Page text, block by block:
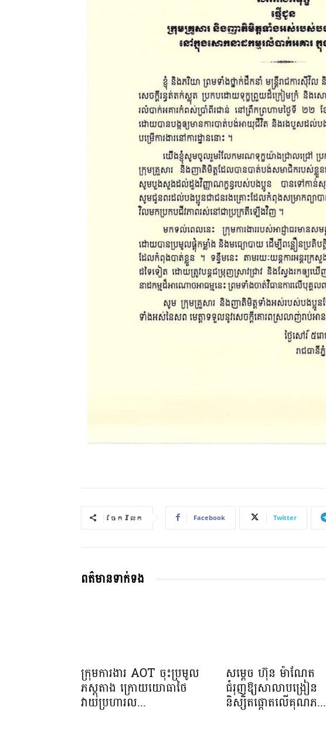
ចែករំលែក Facebook Twitter
ពត៌មានទាក់ទង
ក្រុមការងារ AOT ចុះប្រមូល
ភស្តុតាង ក្រោយយោធាថៃ
វាយប្រហារល...
សម្តេច ហ៊ុន ម៉ាណែត
ជំរុញឱ្យសាលាបង្រៀន
និស្សិតផ្តោតលើគុណភ...